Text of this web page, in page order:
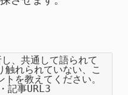
、共通して語られて
触れられていない、こ
を教えてください。
記事URL3